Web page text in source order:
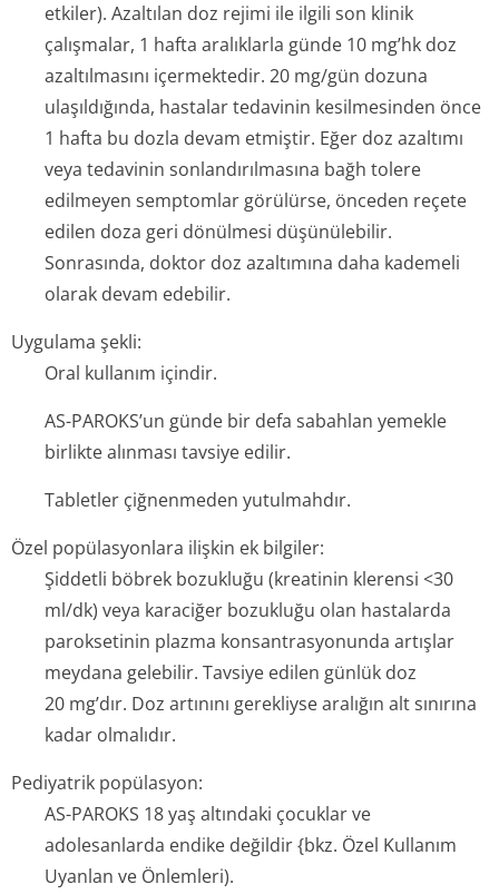
etkiler). Azaltılan doz rejimi ile ilgili son klinik
çalışmalar, 1 hafta aralıklarla günde 10 mg’hk doz
azaltılmasını içermektedir. 20 mg/gün dozuna
ulaşıldığında, hastalar tedavinin kesilmesinden önce
1 hafta bu dozla devam etmiştir. Eğer doz azaltımı
veya tedavinin sonlandırılmasına bağh tolere
edilmeyen semptomlar görülürse, önceden reçete
edilen doza geri dönülmesi düşünülebilir.
Sonrasında, doktor doz azaltımına daha kademeli
olarak devam edebilir.
Uygulama şekli:
Oral kullanım içindir.
AS-PAROKS’un günde bir defa sabahlan yemekle
birlikte alınması tavsiye edilir.
Tabletler çiğnenmeden yutulmahdır.
Özel popülasyonlara ilişkin ek bilgiler:
Şiddetli böbrek bozukluğu (kreatinin klerensi <30
ml/dk) veya karaciğer bozukluğu olan hastalarda
paroksetinin plazma konsantrasyonunda artışlar
meydana gelebilir. Tavsiye edilen günlük doz
20 mg’dır. Doz artınını gerekliyse aralığın alt sınırına
kadar olmalıdır.
Pediyatrik popülasyon:
AS-PAROKS 18 yaş altındaki çocuklar ve
adolesanlarda endike değildir{bkz. Özel Kullanım
Uyanlan ve Önlemleri).